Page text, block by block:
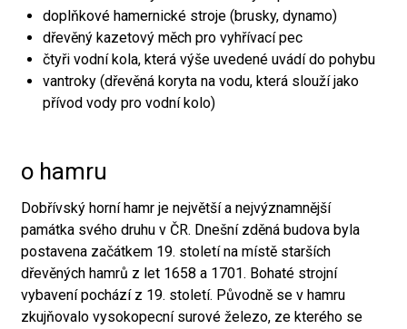
doplňkové hamernické stroje (brusky, dynamo)
dřevěný kazetový měch pro vyhřívací pec
čtyři vodní kola, která výše uvedené uvádí do pohybu
vantroky (dřevěná koryta na vodu, která slouží jako
přívod vody pro vodní kolo)
o hamru
Dobřívský horní hamr je největší a nejvýznamnější
památka svého druhu v ČR. Dnešní zděná budova byla
postavena začátkem 19. století na místě starších
dřevěných hamrů z let 1658 a 1701. Bohaté strojní
vybavení pochází z 19. století. Původně se v hamru
zkujňovalo vysokopecní surové železo, ze kterého se